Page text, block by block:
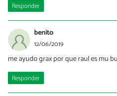
Responder
benito
12/06/2019
me ayudo grax por que raul es mu
Responder